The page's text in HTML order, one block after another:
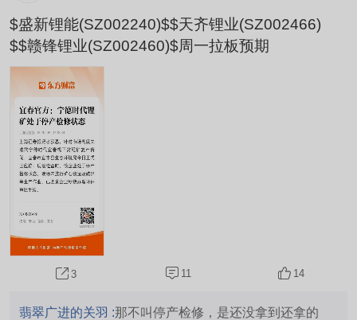
$盛新锂能(SZ002240)$$天齐锂业(SZ002466)
$$赣锋锂业(SZ002460)$周一拉板预期
3 11 14
翡翠广进的关羽 :那不叫停产检修，是还没拿到还拿的